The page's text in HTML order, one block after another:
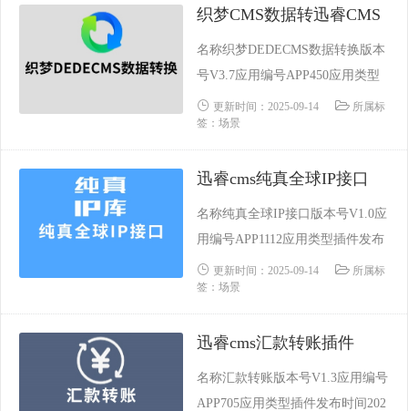
inkPHP功能类别社交 会员 微信依
织梦CMS数据转迅睿CMS
名称织梦DEDECMS数据转换版本
号V3.7应用编号APP450应用类型
插件发布时间2019-07-23 08:37:46
更新时间2023-09-23 02:01:08支持
内核CodeIgnITer功能类别数据转
换依赖场景内容建站系统说明源码
更新时间：2025-09-14
所属标
签：场景
迅睿cms纯真全球IP接口
名称纯真全球IP接口版本号V1.0应
用编号APP1112应用类型插件发布
时间2022-10-10 23:38:33更新时间2
023-09-21 06:59:59支持内核CodeIg
nITer Laravel ThinkPHP功能类别
工具依赖场景不依赖于任何插件源
更新时间：2025-09-14
所属标
签：场景
迅睿cms汇款转账插件
名称汇款转账版本号V1.3应用编号
APP705应用类型插件发布时间202